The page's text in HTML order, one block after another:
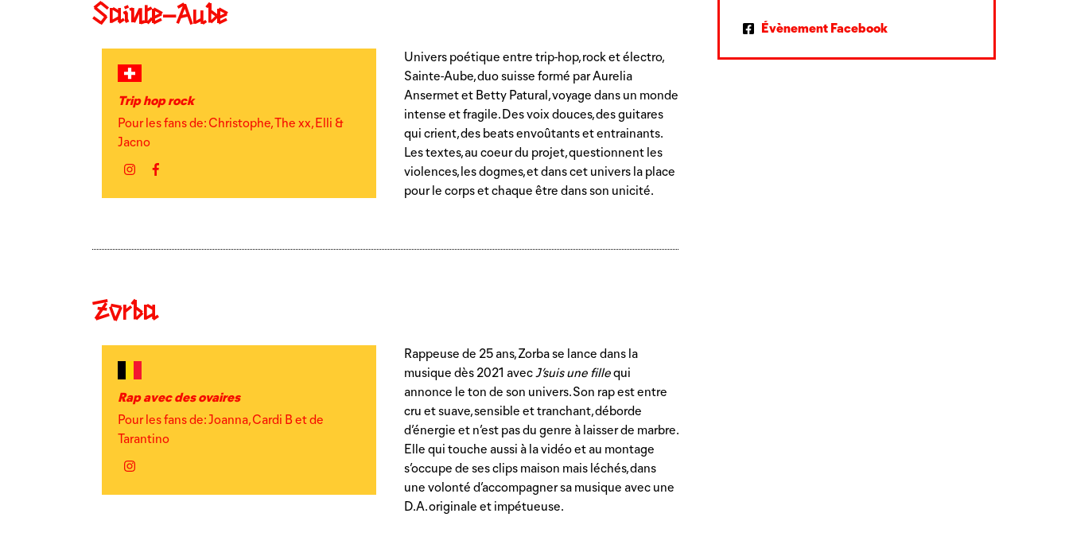
Sainte-Aube
Trip hop rock
Pour les fans de: Christophe, The xx, Elli &
Jacno
InstagramFacebook
Univers poétique entre trip-hop, rock et électro,
Sainte-Aube, duo suisse formé par Aurelia
Ansermet et Betty Patural, voyage dans un monde
intense et fragile. Des voix douces, des guitares
qui crient, des beats envoûtants et entrainants.
Les textes, au coeur du projet, questionnent les
violences, les dogmes, et dans cet univers la place
pour le corps et chaque être dans son unicité.
Zorba
Rap avec des ovaires
Pour les fans de: Joanna, Cardi B et de
Tarantino
Instagram
Rappeuse de 25 ans, Zorba se lance dans la
musique dès 2021 avecJ’suis une fillequi
annonce le ton de son univers. Son rap est entre
cru et suave, sensible et tranchant, déborde
d’énergie et n’est pas du genre à laisser de marbre.
Elle qui touche aussi à la vidéo et au montage
s’occupe de ses clips maison mais léchés, dans
une volonté d’accompagner sa musique avec une
D.A. originale et impétueuse.
Évènement Facebook